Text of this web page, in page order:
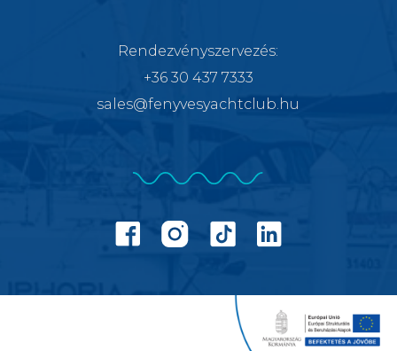
Rendezvényszervezés:
+36 30 437 7333
sales@fenyvesyachtclub.hu